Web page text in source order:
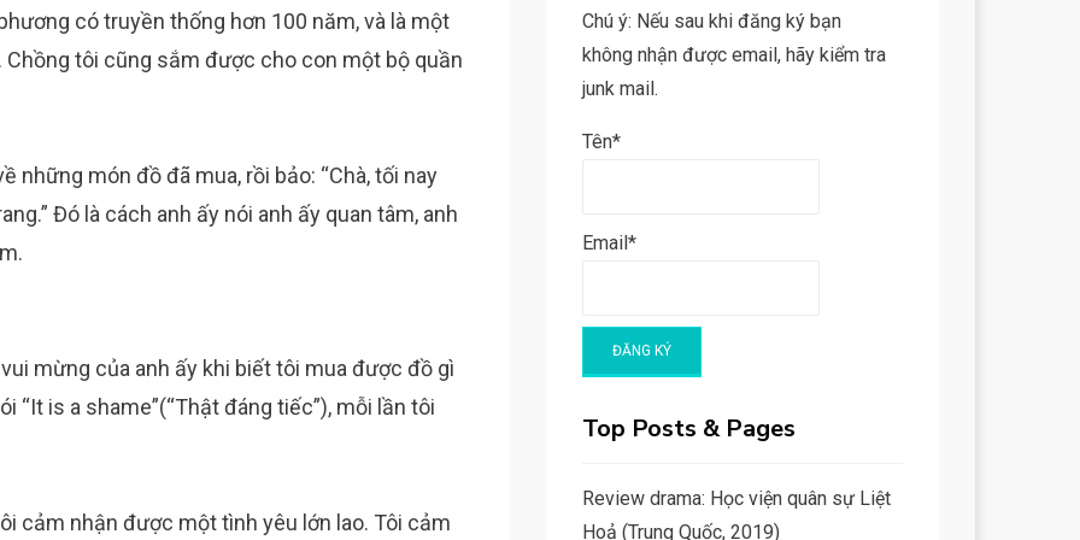
có truyền thống hơn 100 năm, và là một
tôi cũng sắm được cho con một bộ quần
những món đồ đã mua, rồi bảo: “Chà, tối nay
Đó là cách anh ấy nói anh ấy quan tâm, anh
mừng của anh ấy khi biết tôi mua được đồ gì
“It is a shame”(“Thật đáng tiếc”), mỗi lần tôi
cảm nhận được một tình yêu lớn lao. Tôi cảm
Chú ý: Nếu sau khi đăng ký bạn
không nhận được email, hãy kiểm tra
junk mail.
Tên*
Email*
Top Posts & Pages
Review drama: Học viện quân sự Liệt
Hoả (Trung Quốc, 2019)